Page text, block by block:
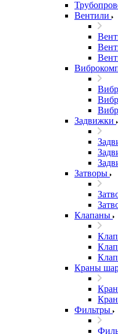
Вентили
Задвижки
Затворы
Клапаны
Краны
Фильтры